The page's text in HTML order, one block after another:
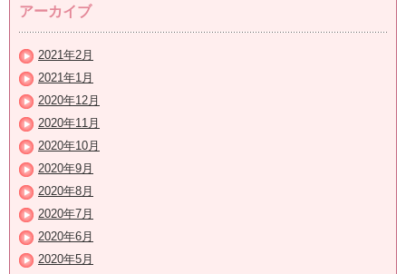
アーカイブ
2021年2月
2021年1月
2020年12月
2020年11月
2020年10月
2020年9月
2020年8月
2020年7月
2020年6月
2020年5月